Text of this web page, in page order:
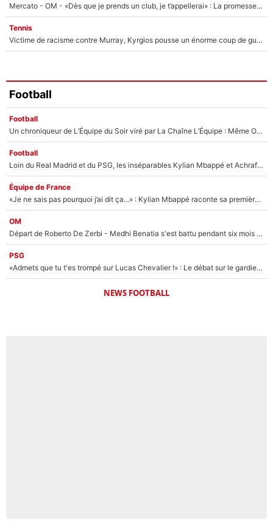
Mercato - OM - «Dès que je prends un club, je t’appellerai» : La promesse de Marcelino au moment de claquer la porte
Tennis
Victime de racisme contre Murray, Kyrgios pousse un énorme coup de gueule !
Football
Football
Un chroniqueur de L’Équipe du Soir viré par La Chaîne L’Équipe : Même Olivier Ménard n’avait pas pu empêcher son départ, «je l’ai appris sur Twitter, je l’ai vécu assez mal»
Football
Loin du Real Madrid et du PSG, les inséparables Kylian Mbappé et Achraf Hakimi changent d'équipe le temps d'une journée !
Équipe de France
«Je ne sais pas pourquoi j’ai dit ça...» : Kylian Mbappé raconte sa première rencontre avec Zinédine Zidane (et c’est très drôle)
OM
Départ de Roberto De Zerbi - Medhi Benatia s'est battu pendant six mois pour le retenir à l'OM, le PSG a été le naufrage de trop : «Je pars avec toi»
PSG
«Admets que tu t'es trompé sur Lucas Chevalier !» : Le débat sur le gardien du PSG vire au clash à l'After Foot
NEWS FOOTBALL